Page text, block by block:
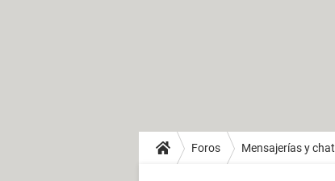
Foros Mensajerías y chat